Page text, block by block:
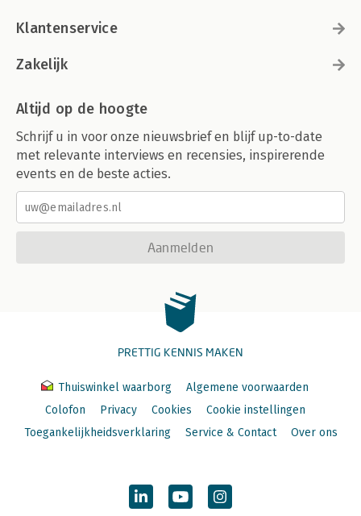
Klantenservice
Zakelijk
Altijd op de hoogte
Schrijf u in voor onze nieuwsbrief en blijf up-to-date
met relevante interviews en recensies, inspirerende
events en de beste acties.
Aanmelden
PRETTIG KENNIS MAKEN
Thuiswinkel waarborg
Algemene voorwaarden
Colofon
Privacy Cookies
Cookie instellingen
Toegankelijkheidsverklaring
Service & Contact Over ons